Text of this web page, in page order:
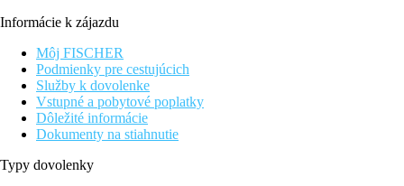
Informácie k zájazdu
Môj FISCHER
Podmienky pre cestujúcich
Služby k dovolenke
Vstupné a pobytové poplatky
Dôležité informácie
Dokumenty na stiahnutie
Typy dovolenky